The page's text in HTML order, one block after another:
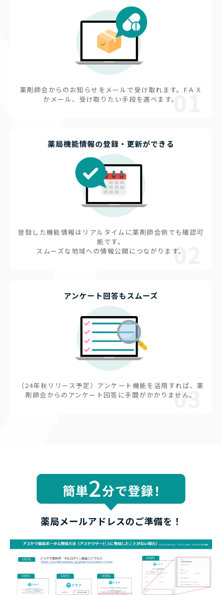
薬剤師会からのお知らせをメールで受け取れます。FＡＸ
かメール、受け取りたい手段を選べます。01
薬局機能情報の登録・更新ができる
登録した機能情報はリアルタイムに薬剤師会側でも確認可
能です。
スムーズな地域への情報公開につながります。
02
アンケート回答もスムーズ
（24年秋リリース予定）アンケート機能を活用すれば、薬
剤師会からのアンケート回答に手間がかかりません。
03
薬局メールアドレスのご準備を！